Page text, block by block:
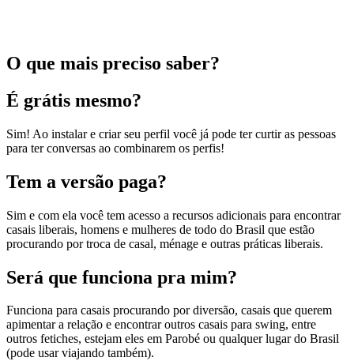
O que mais preciso saber?
É grátis mesmo?
Sim! Ao instalar e criar seu perfil você já pode ter curtir as pessoas
para ter conversas ao combinarem os perfis!
Tem a versão paga?
Sim e com ela você tem acesso a recursos adicionais para encontrar
casais liberais, homens e mulheres de todo do Brasil que estão
procurando por troca de casal, ménage e outras práticas liberais.
Será que funciona pra mim?
Funciona para casais procurando por diversão, casais que querem
apimentar a relação e encontrar outros casais para swing, entre
outros fetiches, estejam eles em Parobé ou qualquer lugar do Brasil
(pode usar viajando também).